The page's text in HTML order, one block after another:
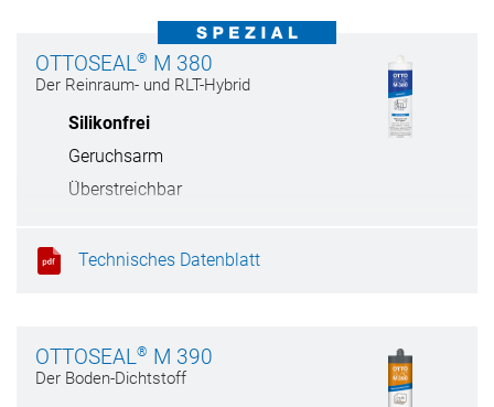
OTTOSEAL® M 380
Der Reinraum- und RLT-Hybrid
Silikonfrei
Geruchsarm
Überstreichbar
Technisches Datenblatt
OTTOSEAL® M 390
Der Boden-Dichtstoff